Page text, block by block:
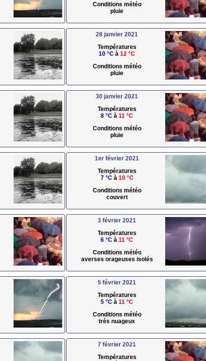
Conditions météo
pluie
28 janvier 2021
Températures
10 °C à 12 °C
Conditions météo
pluie
30 janvier 2021
Températures
8 °C à 11 °C
Conditions météo
pluie
1er février 2021
Températures
7 °Cà 10 °C
Conditions météo
couvert
3 février 2021
Températures
6 °C à 11 °C
Conditions météo
averses orageuses isolés
5 février 2021
Températures
5 °C à 11 °C
Conditions météo
très nuageux
7 février 2021
Températures